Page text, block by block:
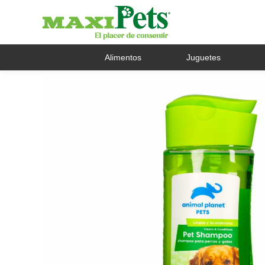
Alimentos Juguetes